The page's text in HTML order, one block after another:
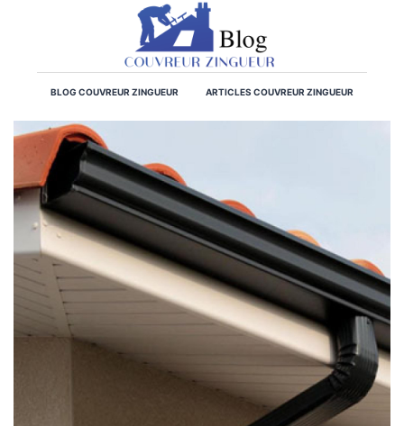
BLOG COUVREUR ZINGUEUR ARTICLES COUVREUR ZINGUEUR